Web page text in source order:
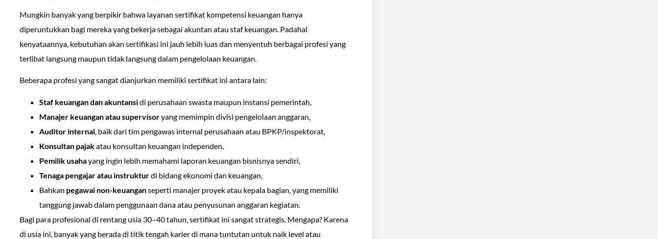
Mungkin banyak yang berpikir bahwa layanan sertifikat kompetensi keuangan hanya
diperuntukkan bagi mereka yang bekerja sebagai akuntan atau staf keuangan. Padahal
kenyataannya, kebutuhan akan sertifikasi ini jauh lebih luas dan menyentuh berbagai profesi yang
terlibat langsung maupun tidak langsung dalam pengelolaan keuangan.
Beberapa profesi yang sangat dianjurkan memiliki sertifikat ini antara lain:
Staf keuangan dan akuntansidi perusahaan swasta maupun instansi pemerintah,
Manajer keuangan atau supervisoryang memimpin divisi pengelolaan anggaran,
Auditor internal , baik dari tim pengawas internal perusahaan atau BPKP/inspektorat,
Konsultan pajakatau konsultan keuangan independen,
Pemilik usahayang ingin lebih memahami laporan keuangan bisnisnya sendiri,
Tenaga pengajar atau instrukturdi bidang ekonomi dan keuangan,
Bahkan pegawai non-keuanganseperti manajer proyek atau kepala bagian, yang memiliki
tanggung jawab dalam penggunaan dana atau penyusunan anggaran kegiatan.
Bagi para profesional di rentang usia 30–40 tahun, sertifikat ini sangat strategis. Mengapa? Karena
di usia ini, banyak yang berada di titik tengah karier di mana tuntutan untuk naik level atau